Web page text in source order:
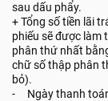
sau dấu phẩy.
+ Tổng số tiền lãi
phiếu sẽ được làm
phân thứ nhất
chữ số thập phân
bỏ).
- Ngày thanh